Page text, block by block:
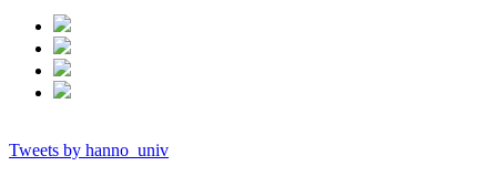
Tweets by hanno_univ